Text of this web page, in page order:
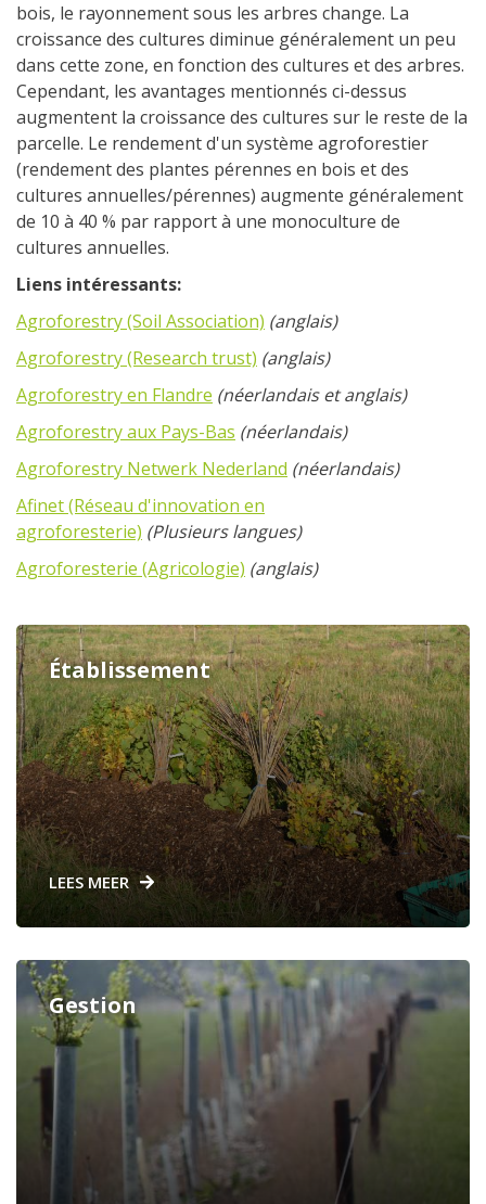
bois, le rayonnement sous les arbres change. La
croissance des cultures diminue généralement un peu
dans cette zone, en fonction des cultures et des arbres.
Cependant, les avantages mentionnés ci-dessus
augmentent la croissance des cultures sur le reste de la
parcelle. Le rendement d'un système agroforestier
(rendement des plantes pérennes en bois et des
cultures annuelles/pérennes) augmente généralement
de 10 à 40 % par rapport à une monoculture de
cultures annuelles.
Liens intéressants:
Agroforestry (Soil Association) (anglais)
Agroforestry (Research trust) (anglais)
Agroforestry en Flandre (néerlandais et anglais)
Agroforestry aux Pays-Bas (néerlandais)
Agroforestry Netwerk Nederland (néerlandais)
Afinet (Réseau d'innovation en
agroforesterie) (Plusieurs langues)
Agroforesterie (Agricologie) (anglais)
Établissement
LEES MEER
Gestion